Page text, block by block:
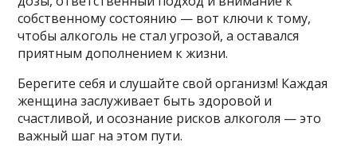
собственному состоянию — вот ключи к тому,
чтобы алкоголь не стал угрозой, а оставался
приятным дополнением к жизни.
Берегите себя и слушайте свой организм! Каждая
женщина заслуживает быть здоровой и
счастливой, и осознание рисков алкоголя — это
важный шаг на этом пути.